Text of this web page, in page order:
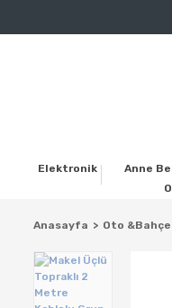
Elektronik
Anne
Anasayfa Oto &Bahçe